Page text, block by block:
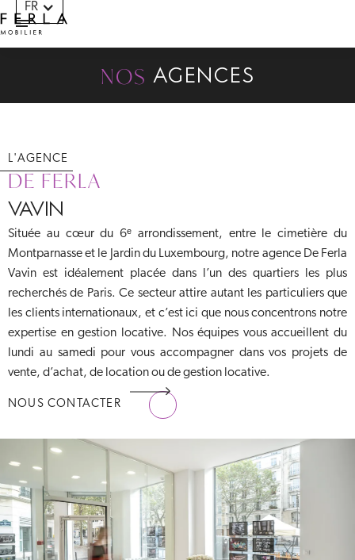
FR
NOS AGENCES
L'AGENCE
DE FERLA
VAVIN
Située au cœur du 6ᵉ arrondissement, entre le cimetière du
Montparnasse et le Jardin du Luxembourg, notre agence De Ferla
Vavin est idéalement placée dans l’un des quartiers les plus
recherchés de Paris. Ce secteur attire autant les particuliers que
les clients internationaux, et c’est ici que nous concentrons notre
expertise en gestion locative. Nos équipes vous accueillent du
lundi au samedi pour vous accompagner dans vos projets de
vente, d’achat, de location ou de gestion locative.
NOUS CONTACTER
Panneau de gestion des cookies